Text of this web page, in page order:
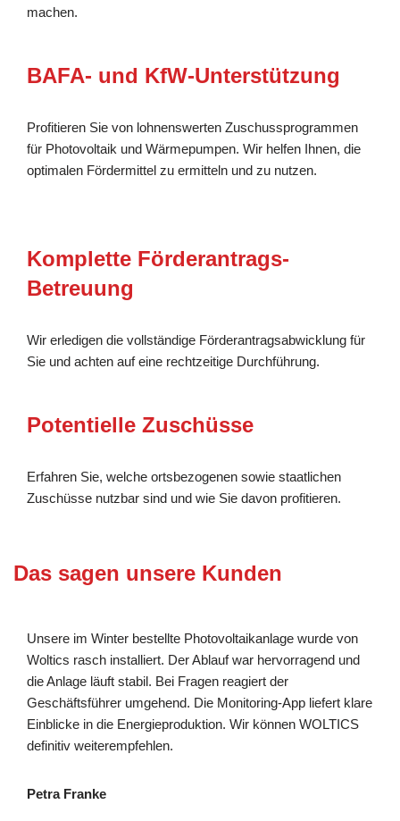
machen.
BAFA- und KfW-Unterstützung
Profitieren Sie von lohnenswerten Zuschussprogrammen
für Photovoltaik und Wärmepumpen. Wir helfen Ihnen, die
optimalen Fördermittel zu ermitteln und zu nutzen.
Komplette Förderantrags-
Betreuung
Wir erledigen die vollständige Förderantragsabwicklung für
Sie und achten auf eine rechtzeitige Durchführung.
Potentielle Zuschüsse
Erfahren Sie, welche ortsbezogenen sowie staatlichen
Zuschüsse nutzbar sind und wie Sie davon profitieren.
Das sagen unsere Kunden
Unsere im Winter bestellte Photovoltaikanlage wurde von
Woltics rasch installiert. Der Ablauf war hervorragend und
die Anlage läuft stabil. Bei Fragen reagiert der
Geschäftsführer umgehend. Die Monitoring-App liefert klare
Einblicke in die Energieproduktion. Wir können WOLTICS
definitiv weiterempfehlen.
Petra Franke